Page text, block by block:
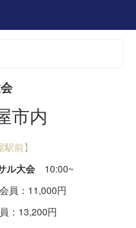
市内
前】
ル大会 10:00~
員：11,000円
円